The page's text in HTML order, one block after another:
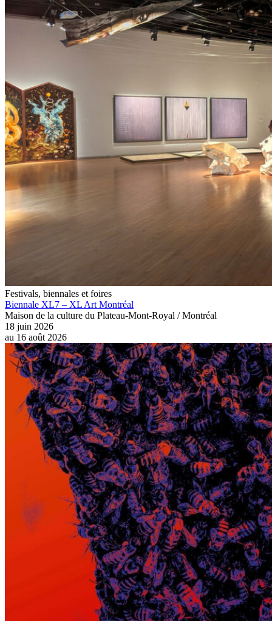
Festivals, biennales et foires
Biennale XL7 – XL Art Montréal
Maison de la culture du Plateau-Mont-Royal / Montréal
18 juin 2026
au 16 août 2026